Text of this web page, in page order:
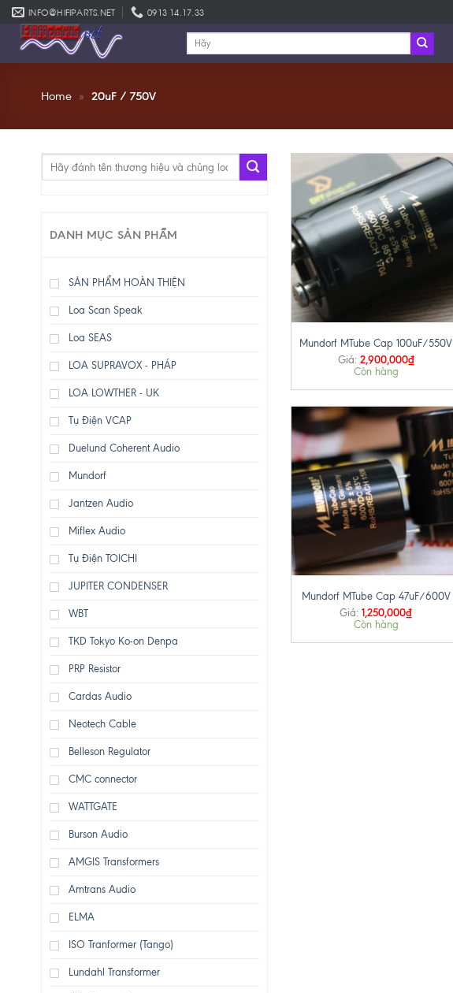
Skip
to
content
INFO@HIFIPARTS.NET 0913 14.17.33
Tìm
Home » 20uF / 750V
Tìm
DANH MỤC SẢN PHẨM
SẢN PHẨM HOÀN THIỆN
Loa Scan Speak
Loa SEAS
LOA SUPRAVOX - PHÁP
LOA LOWTHER - UK
Tụ Điện VCAP
Duelund Coherent Audio
Mundorf
Jantzen Audio
Miflex Audio
Tụ Điện TOICHI
JUPITER CONDENSER
WBT
TKD Tokyo Ko-on Denpa
PRP Resistor
Cardas Audio
Neotech Cable
Belleson Regulator
CMC connector
WATTGATE
Burson Audio
AMGIS Transformers
Amtrans Audio
ELMA
ISO Tranformer (Tango)
Lundahl Transformer
+
Mundorf MTube Cap 100uF/550V
Giá: 2,900,000₫
Còn hàng
Mundorf MTube Cap 47uF/600V
Giá: 1,250,000₫
Còn hàng